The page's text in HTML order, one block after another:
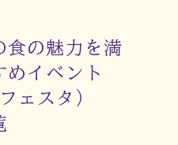
食の魅力を満
イベント
ェスタ）